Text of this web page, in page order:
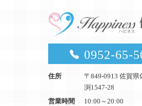
0952-65-
住所
〒849-0913 佐賀県
渕1547-28
営業時間
10:00～20:00